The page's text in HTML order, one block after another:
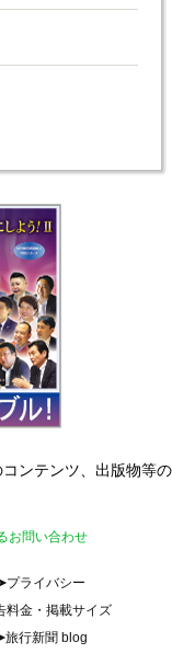
ンテンツ、出版物等の
お問い合わせ
プライバシー
料金・掲載サイズ
旅行新聞 blog